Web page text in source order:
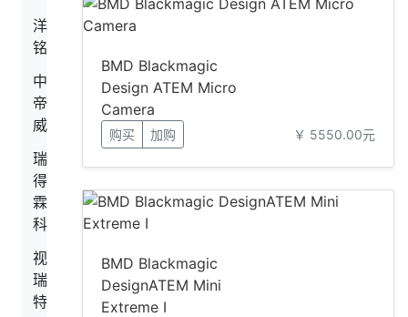
洋
铭
中
帝
威
瑞
得
霖
科
视
瑞
特
BMD Blackmagic
Design ATEM Micro
Camera
购买 加购 ￥ 5550.00元
BMD Blackmagic
DesignATEM Mini
Extreme I